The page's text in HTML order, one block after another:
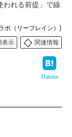
われる前提」で線
ボ（リーフレイン）]
表示
関連情報
Hatena